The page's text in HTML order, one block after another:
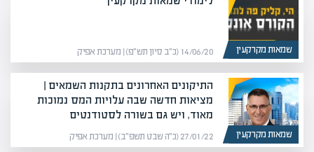
שמאות מקרקעין 14/06/20 (כ״ב סיון תש״פ) | מערכת אפיק
שמאות מקרקעין
התיקונים האחרונים בתקנות השמאים |
מציאות חדשה שבה עלויות המס נמוכות
מאוד, ויש גם בשורה לסטודנטים
27/01/22 (כ״ה שבט תשפ״ב) | מערכת אפיק